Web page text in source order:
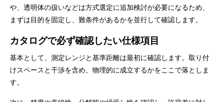
や、透明体の扱いなどは方式選定に追加検討が必要になるため、
まずは目的を固定し、難条件があるかを並行して確認します。
カタログで必ず確認したい仕様項目
基本として、測定レンジと基準距離は最初に確認します。取り付
けスペースと干渉を含め、物理的に成立するかをここで落としま
す。